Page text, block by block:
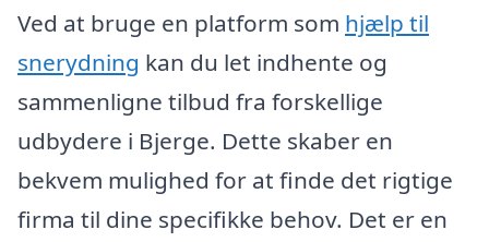
Ved at bruge en platform som hjælp til
snerydning kan du let indhente og
sammenligne tilbud fra forskellige
udbydere i Bjerge. Dette skaber en
bekvem mulighed for at finde det rigtige
firma til dine specifikke behov. Det er en